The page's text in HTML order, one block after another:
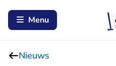
Menu
Nieuws